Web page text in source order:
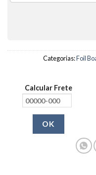
Categorias:Foil
Calcular Frete
OK